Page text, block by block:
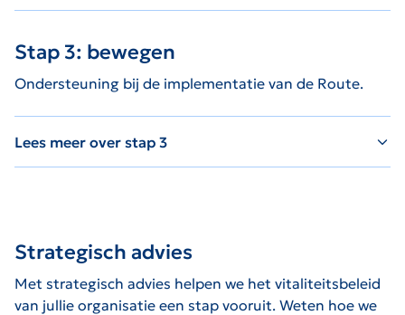
Stap 3: bewegen
Ondersteuning bij de implementatie van de Route.
Lees meer over stap 3
Strategisch advies
Met strategisch advies helpen we het vitaliteitsbeleid
van jullie organisatie een stap vooruit. Weten hoe we